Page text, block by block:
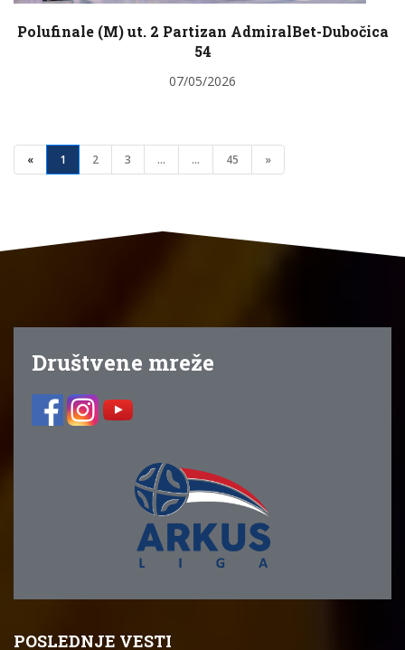
Polufinale (M) ut. 2 Partizan AdmiralBet-Dubočica
54
07/05/2026
« 1 2 3 ... ... 45 »
Društvene mreže
POSLEDNJE VESTI